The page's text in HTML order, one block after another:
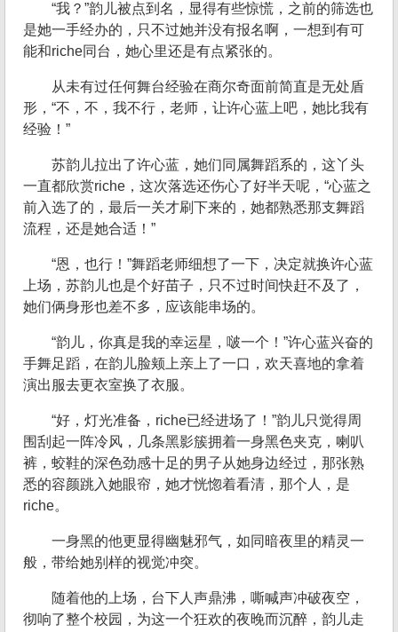
“我？”韵儿被点到名，显得有些惊慌，之前的筛选也
是她一手经办的，只不过她并没有报名啊，一想到有可
能和riche同台，她心里还是有点紧张的。
从未有过任何舞台经验在商尔奇面前简直是无处盾
形，“不，不，我不行，老师，让许心蓝上吧，她比我有
经验！”
苏韵儿拉出了许心蓝，她们同属舞蹈系的，这丫头
一直都欣赏riche，这次落选还伤心了好半天呢，“心蓝之
前入选了的，最后一关才刷下来的，她都熟悉那支舞蹈
流程，还是她合适！”
“恩，也行！”舞蹈老师细想了一下，决定就换许心蓝
上场，苏韵儿也是个好苗子，只不过时间快赶不及了，
她们俩身形也差不多，应该能串场的。
“韵儿，你真是我的幸运星，啵一个！”许心蓝兴奋的
手舞足蹈，在韵儿脸颊上亲上了一口，欢天喜地的拿着
演出服去更衣室换了衣服。
“好，灯光准备，riche已经进场了！”韵儿只觉得周
围刮起一阵冷风，几条黑影簇拥着一身黑色夹克，喇叭
裤，蛟鞋的深色劲感十足的男子从她身边经过，那张熟
悉的容颜跳入她眼帘，她才恍惚着看清，那个人，是
riche。
一身黑的他更显得幽魅邪气，如同暗夜里的精灵一
般，带给她别样的视觉冲突。
随着他的上场，台下人声鼎沸，嘶喊声冲破夜空，
彻响了整个校园，为这一个狂欢的夜晚而沉醉，韵儿走